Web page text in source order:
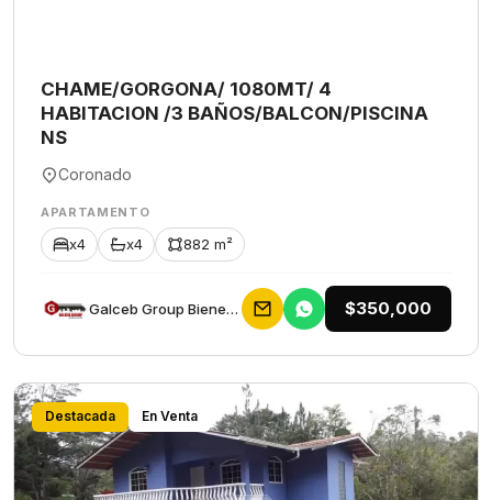
CHAME/GORGONA/ 1080MT/ 4
HABITACION /3 BAÑOS/BALCON/PISCINA
NS
Coronado
APARTAMENTO
x4 x4 882 m²
Galceb Group Bienes Raices $350,000
Destacada En Venta